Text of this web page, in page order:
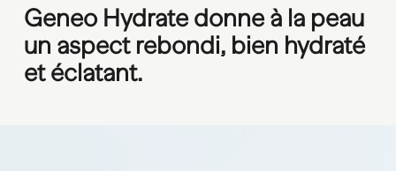
Geneo Hydrate donne à la peau
un aspect rebondi, bien hydraté
et éclatant.